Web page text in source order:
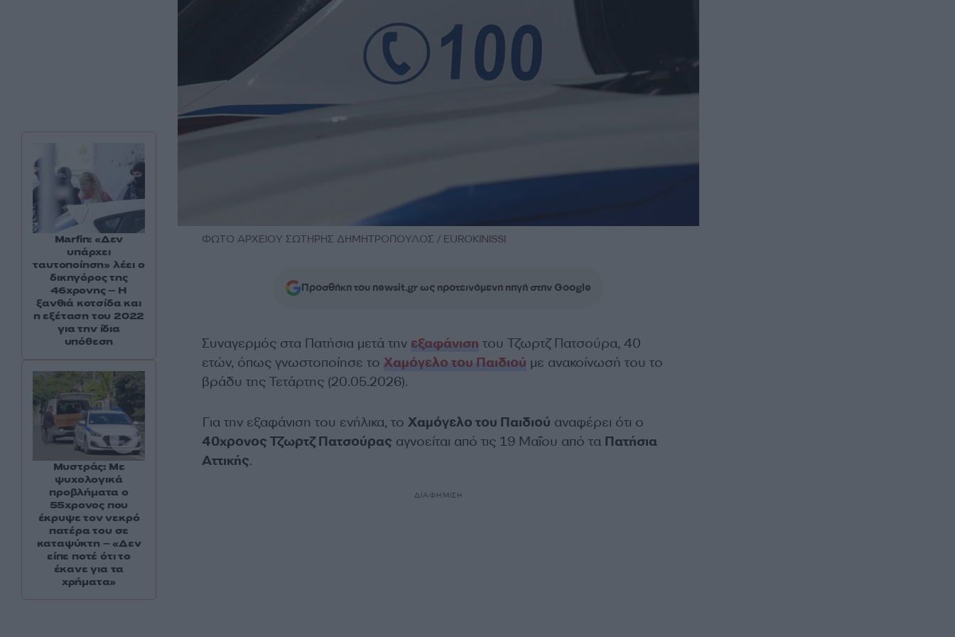
ΦΩΤΟ ΑΡΧΕΙΟΥ ΣΩΤΗΡΗΣ ΔΗΜΗΤΡΟΠΟΥΛΟΣ / EUROKINISSI
Προσθήκη του newsit.gr ως προτεινόμενη πηγή στην Google
Συναγερμός στα Πατήσια μετά την εξαφάνιση του Τζωρτζ Πατσούρα, 40
ετών, όπως γνωστοποίησε το Χαμόγελο του Παιδιού με ανακοίνωσή του το
βράδυ της Τετάρτης (20.05.2026).
Για την εξαφάνιση του ενήλικα, το Χαμόγελο του Παιδιού αναφέρει ότι ο
40χρονος Τζωρτζ Πατσούρας αγνοείται από τις 19 Μαΐου από τα Πατήσια
Αττικής.
ΔΙΑΦΗΜΙΣΗ
Marfin: «Δεν
υπάρχει
ταυτοποίηση» λέει ο
δικηγόρος της
46χρονης – Η
ξανθιά κοτσίδα και
η εξέταση του 2022
για την ίδια
υπόθεση
Μυστράς: Με
ψυχολογικά
προβλήματα ο
55χρονος που
έκρυψε τον νεκρό
πατέρα του σε
καταψύκτη – «Δεν
είπε ποτέ ότι το
έκανε για τα
χρήματα»